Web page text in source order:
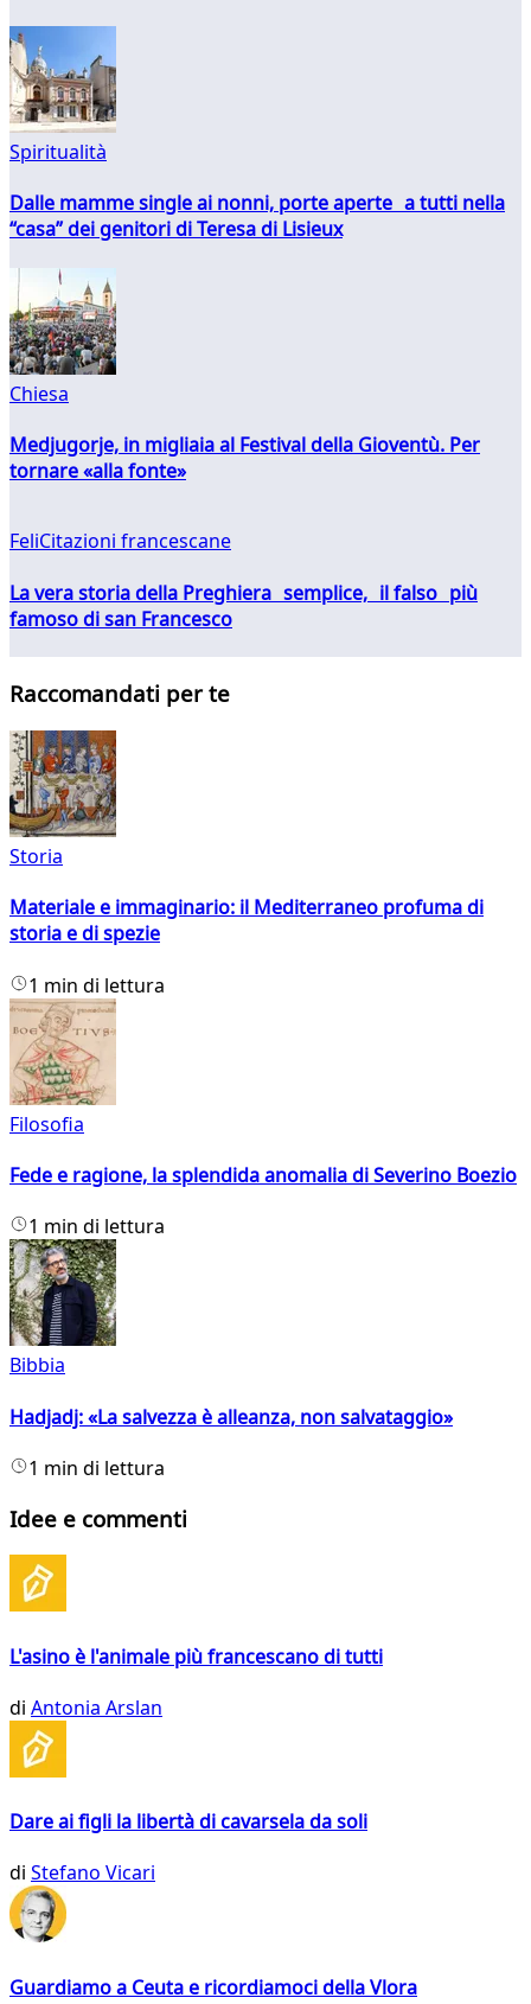
Spiritualità
Dalle mamme single ai nonni, porte aperte a tutti nella
“casa” dei genitori di Teresa di Lisieux
Chiesa
Medjugorje, in migliaia al Festival della Gioventù. Per
tornare «alla fonte»
FeliCitazioni francescane
La vera storia della Preghiera semplice, il falso più
famoso di san Francesco
Raccomandati per te
Storia
Materiale e immaginario: il Mediterraneo profuma di
storia e di spezie
1 min di lettura
Filosofia
Fede e ragione, la splendida anomalia di Severino Boezio
1 min di lettura
Bibbia
Hadjadj: «La salvezza è alleanza, non salvataggio»
1 min di lettura
Idee e commenti
L'asino è l'animale più francescano di tutti
di Antonia Arslan
Dare ai figli la libertà di cavarsela da soli
di Stefano Vicari
Guardiamo a Ceuta e ricordiamoci della Vlora